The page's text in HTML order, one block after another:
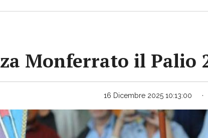
Monferrato il Palio
16 Dicembre 2025 10:13:00